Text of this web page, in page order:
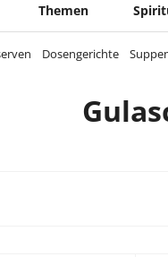
Themen
Dosengerichte